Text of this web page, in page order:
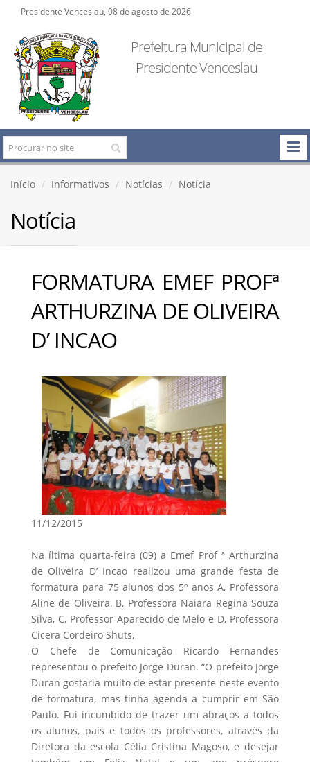
Presidente Venceslau, 08 de agosto de 2026
Prefeitura Municipal de
Presidente Venceslau
Início Informativos Notícias Notícia
Notícia
FORMATURA EMEF PROFª
ARTHURZINA DE OLIVEIRA
D’ INCAO
11/12/2015
Na íltima quarta-feira (09) a Emef Prof ª Arthurzina
de Oliveira D’ Incao realizou uma grande festa de
formatura para 75 alunos dos 5º anos A, Professora
Aline de Oliveira, B, Professora Naiara Regina Souza
Silva, C, Professor Aparecido de Melo e D, Professora
Cicera Cordeiro Shuts,
O Chefe de Comunicação Ricardo Fernandes
representou o prefeito Jorge Duran. “O prefeito Jorge
Duran gostaria muito de estar presente neste evento
de formatura, mas tinha agenda a cumprir em São
Paulo. Fui incumbido de trazer um abraços a todos
os alunos, pais e todos os professores, através da
Diretora da escola Célia Cristina Magoso, e desejar